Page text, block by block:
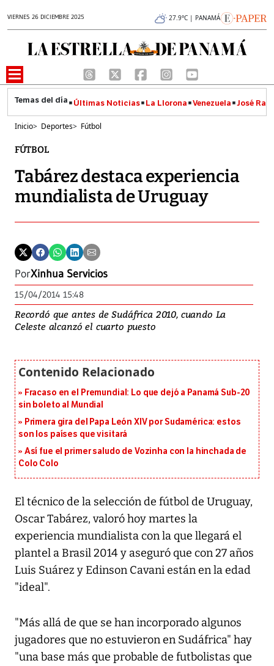
VIERNES 26 DICIEMBRE 2025 27.9°C | PANAMÁ
Últimas Noticias La Llorona Venezuela José
Inicio> Deportes> Fútbol
FÚTBOL
Tabárez destaca experiencia
mundialista de Uruguay
PorXinhua Servicios
15/04/2014 15:48
Recordó que antes de Sudáfrica 2010, cuando La
Celeste alcanzó el cuarto puesto
Fracaso en el Premundial: Lo que dejó a Panamá Sub-20
sin boleto al Mundial
Primera gira del Papa León XIV por Sudamérica: estos
son los países que visitará
Así fue el primer saludo de Vozinha con la hinchada de
Colo Colo
El técnico de la selección de fútbol de Uruguay,
Oscar Tabárez, valoró hoy martes la
experiencia mundialista con la que llegará el
plantel a Brasil 2014 y aseguró que con 27 años
Luis Suárez y Edinson Cavani están en la edad
"ideal".
"Más allá de que se han incorporado algunos
jugadores que no estuvieron en Sudáfrica" hay
"una base más que probable de futbolistas que